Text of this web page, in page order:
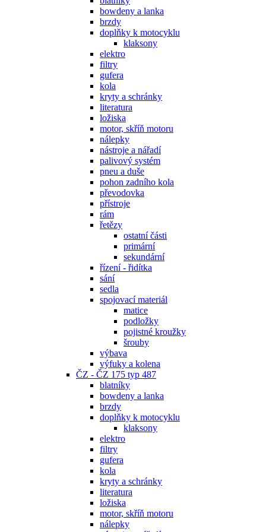
bowdeny a lanka
brzdy
doplňky k motocyklu
klaksony
elektro
filtry
gufera
kola
kryty a schránky
literatura
ložiska
motor, skříň motoru
nálepky
nástroje a nářadí
palivový systém
pneu a duše
pohon zadního kola
převodovka
přístroje
rám
řetězy
ostatní části
primární
sekundární
řízení - řidítka
sání
sedla
spojovací materiál
matice
podložky
pojistné kroužky
šrouby
výbava
výfuky a kolena
ČZ - ČZ 175 typ 487
blatníky
bowdeny a lanka
brzdy
doplňky k motocyklu
klaksony
elektro
filtry
gufera
kola
kryty a schránky
literatura
ložiska
motor, skříň motoru
nálepky